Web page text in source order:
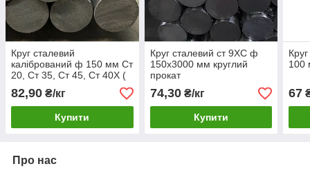
Круг сталевий
калібрований ф 150 мм Ст
20, Ст 35, Ст 45, Ст 40Х (
82,90 ₴/кг
Купити
Круг сталевий ст 9ХС ф
150х3000 мм круглий
прокат
74,30₴/кг
Купити
100
67
Про нас